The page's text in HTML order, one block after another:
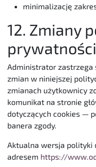
minimalizację
12. Zmiany
prywatności
Administrator zastrzega
zmian w niniejszej
zmianach użytkownicy
komunikat na stronie
dotyczących cookies —
banera zgody.
Aktualna wersja polityki
adresem https://